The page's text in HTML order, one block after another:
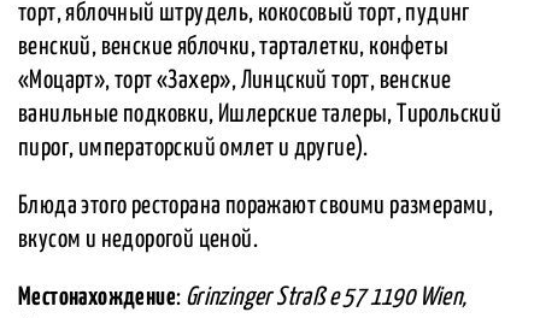
торт, яблочный штрудель, кокосовый торт, пудинг
венский, венские яблочки, тарталетки, конфеты
«Моцарт», торт «Захер», Линцский торт, венские
ванильные подковки, Ишлерские талеры, Тирольский
пирог, императорский омлет и другие).
Блюда этого ресторана поражают своими размерами,
вкусом и недорогой ценой.
Местонахождение: Grinzinger Straß e 57 1190 Wien,